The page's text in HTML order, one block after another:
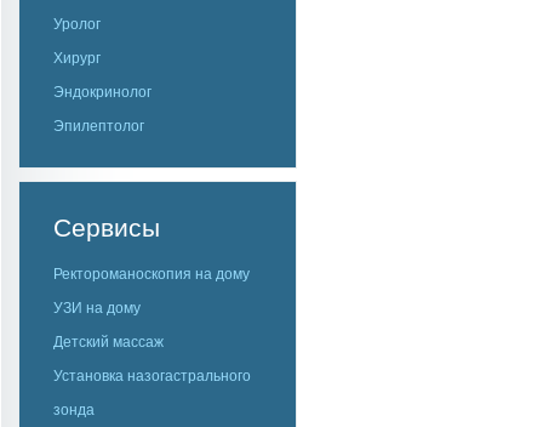
Уролог
Хирург
Эндокринолог
Эпилептолог
Сервисы
Ректороманоскопия на дому
УЗИ на дому
Детский массаж
Установка назогастрального
зонда